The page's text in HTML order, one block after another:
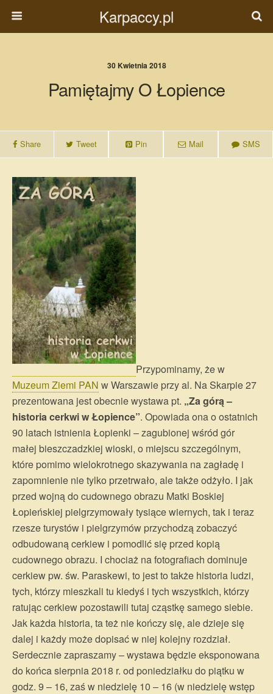
Karpaccy.pl
30 Kwietnia 2018
Pamiętajmy O Łopience
Share Tweet Pin Mail SMS
Przypominamy, że w
Muzeum Ziemi PAN w Warszawie przy al. Na Skarpie 27
prezentowana jest obecnie wystawa pt. „Za górą –
historia cerkwi w Łopience”. Opowiada ona o ostatnich
90 latach istnienia Łopienki – zagubionej wśród gór
małej bieszczadzkiej wioski, o miejscu szczególnym,
które pomimo wielokrotnego skazywania na zagładę i
zapomnienie nie tylko przetrwało, ale także odżyło. I jak
przed wojną do cudownego obrazu Matki Boskiej
Łopieńskiej pielgrzymowały tysiące wiernych, tak i teraz
rzesze turystów i pielgrzymów przychodzą zobaczyć
odbudowaną cerkiew i pomodlić się przed kopią
cudownego obrazu. I chociaż na fotografiach dominuje
cerkiew pw. św. Paraskewi, to jest to także historia ludzi,
tych, którzy mieszkali tu kiedyś i tych wszystkich, którzy
ratując cerkiew pozostawili tutaj cząstkę samego siebie.
Jak każda historia, ta też nie kończy się, ale dzieje się
dalej i każdy może dopisać w niej kolejny rozdział.
Serdecznie zapraszamy – wystawa będzie eksponowana
do końca sierpnia 2018 r. od poniedziałku do piątku w
godz. 9 – 16, zaś w niedzielę 10 – 16 (w niedzielę wstęp